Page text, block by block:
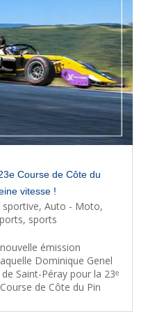
Course de Côte du
vitesse !
, Auto - Moto,
, sports
émission
Dominique Genel
Saint-Péray pour la 23ᵉ
de Côte du Pin